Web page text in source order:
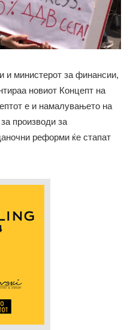
и министерот за финансии,
новиот Концепт на
е и намалувањето на
производи за
реформи ќе стапат